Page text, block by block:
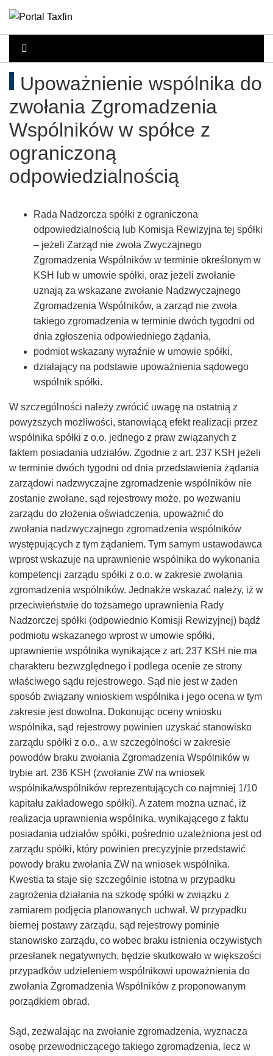
Rachunkowość,
Podatki,
VAT,
Orzeczenia
NSA
i
WSA
Taxfin.pl
Portal
dla
księgowych
Upoważnienie wspólnika do
zwołania Zgromadzenia
Wspólników w spółce z
ograniczoną
odpowiedzialnością
Rada Nadzorcza spółki z ograniczona
odpowiedzialnością lub Komisja Rewizyjna tej spółki
– jeżeli Zarząd nie zwoła Zwyczajnego
Zgromadzenia Wspólników w terminie określonym w
KSH lub w umowie spółki, oraz jeżeli zwołanie
uznają za wskazane zwołanie Nadzwyczajnego
Zgromadzenia Wspólników, a zarząd nie zwoła
takiego zgromadzenia w terminie dwóch tygodni od
dnia zgłoszenia odpowiedniego żądania,
podmiot wskazany wyraźnie w umowie spółki,
działający na podstawie upoważnienia sądowego
wspólnik spółki.
W szczególności należy zwrócić uwagę na ostatnią z
powyższych możliwości, stanowiącą efekt realizacji przez
wspólnika spółki z o.o. jednego z praw związanych z
faktem posiadania udziałów. Zgodnie z art. 237 KSH jeżeli
w terminie dwóch tygodni od dnia przedstawienia żądania
zarządowi nadzwyczajne zgromadzenie wspólników nie
zostanie zwołane, sąd rejestrowy może, po wezwaniu
zarządu do złożenia oświadczenia, upoważnić do
zwołania nadzwyczajnego zgromadzenia wspólników
występujących z tym żądaniem. Tym samym ustawodawca
wprost wskazuje na uprawnienie wspólnika do wykonania
kompetencji zarządu spółki z o.o. w zakresie zwołania
zgromadzenia wspólników. Jednakże wskazać należy, iż w
przeciwieństwie do tożsamego uprawnienia Rady
Nadzorczej spółki (odpowiednio Komisji Rewizyjnej) bądź
podmiotu wskazanego wprost w umowie spółki,
uprawnienie wspólnika wynikające z art. 237 KSH nie ma
charakteru bezwzględnego i podlega ocenie ze strony
właściwego sądu rejestrowego. Sąd nie jest w żaden
sposób związany wnioskiem wspólnika i jego ocena w tym
zakresie jest dowolna. Dokonując oceny wniosku
wspólnika, sąd rejestrowy powinien uzyskać stanowisko
zarządu spółki z o.o., a w szczególności w zakresie
powodów braku zwołania Zgromadzenia Wspólników w
trybie art. 236 KSH (zwołanie ZW na wniosek
wspólnika/wspólników reprezentujących co najmniej 1/10
kapitału zakładowego spółki). A zatem można uznać, iż
realizacja uprawnienia wspólnika, wynikającego z faktu
posiadania udziałów spółki, pośrednio uzależniona jest od
zarządu spółki, który powinien precyzyjnie przedstawić
powody braku zwołania ZW na wniosek wspólnika.
Kwestia ta staje się szczególnie istotna w przypadku
zagrożenia działania na szkodę spółki w związku z
zamiarem podjęcia planowanych uchwał. W przypadku
biernej postawy zarządu, sąd rejestrowy pominie
stanowisko zarządu, co wobec braku istnienia oczywistych
przesłanek negatywnych, będzie skutkowało w większości
przypadków udzieleniem wspólnikowi upoważnienia do
zwołania Zgromadzenia Wspólników z proponowanym
porządkiem obrad.
Sąd, zezwalając na zwołanie zgromadzenia, wyznacza
osobę przewodniczącego takiego zgromadzenia, lecz w